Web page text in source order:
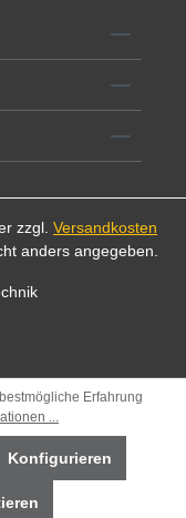
zzgl. Versandkosten
anders angegeben.
Erfahrung
...
Konfigurieren